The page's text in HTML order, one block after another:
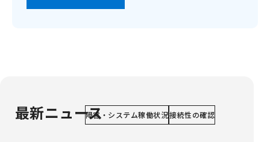
最新ニュース障害・システム稼働状況接続性の確認